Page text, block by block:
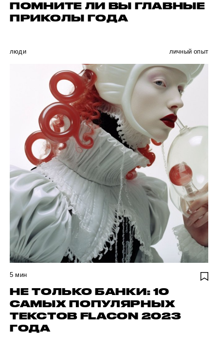
ПОМНИТЕ ЛИ ВЫ ГЛАВНЫЕ
ПРИКОЛЫ ГОДА
люди личный опыт
5 мин
НЕ ТОЛЬКО БАНКИ: 10
САМЫХ ПОПУЛЯРНЫХ
ТЕКСТОВ FLACON 2023
ГОДА